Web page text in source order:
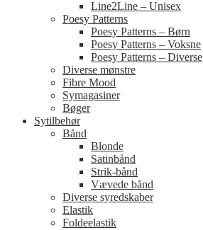
Line2Line – Unisex
Poesy Patterns
Poesy Patterns – Børn
Poesy Patterns – Voksne
Poesy Patterns – Diverse
Diverse mønstre
Fibre Mood
Symagasiner
Bøger
Sytilbehør
Bånd
Blonde
Satinbånd
Strik-bånd
Vævede bånd
Diverse syredskaber
Elastik
Foldeelastik